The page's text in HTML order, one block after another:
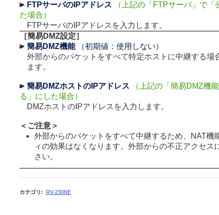
FTPサーバのIPアドレス （上記の「FTPサーバ」で「
た場合）
FTPサーバのIPアドレスを入力します。
［簡易DMZ設定］
簡易DMZ機能（初期値：使用しない）
外部からのパケットをすべて特定ホストに中継する場
ます。
簡易DMZホストのIPアドレス （上記の「簡易DMZ機
る」にした場合）
DMZホストのIPアドレスを入力します。
＜ご注意＞
外部からのパケットをすべて中継するため、NAT機
ィの効果はなくなります。外部からの不正アクセス
さい。
カテゴリ : RV-230NE